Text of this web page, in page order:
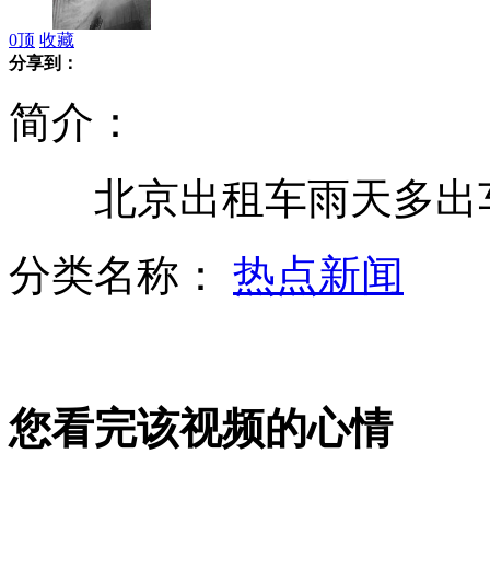
邻居眼中的重庆枪击抢劫案嫌犯
刘洋:航天员生活单调枯燥
0顶 收藏
分享到：
简介：
北京出租车雨天多出
分类名称： 热点新闻
您看完该视频的心情